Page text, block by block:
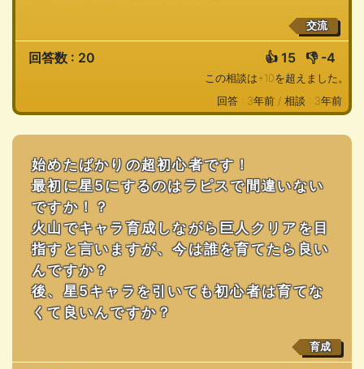
交流
回答数 : 20 👍 15 👎 -4
この相談は+10を超えました。
回答 : 3年前 / 相談 : 3年前
始めたばかりの超初心者です！
最初に星5にするのはラピスで間違いない
ですか！？
火山でキャラ育成しながら巨人クリアを目
指すと言いますが、今は誰を育てたら良い
んですか？
後、星5キャラを引いても初心者は育てな
くて良いんですか？
育成